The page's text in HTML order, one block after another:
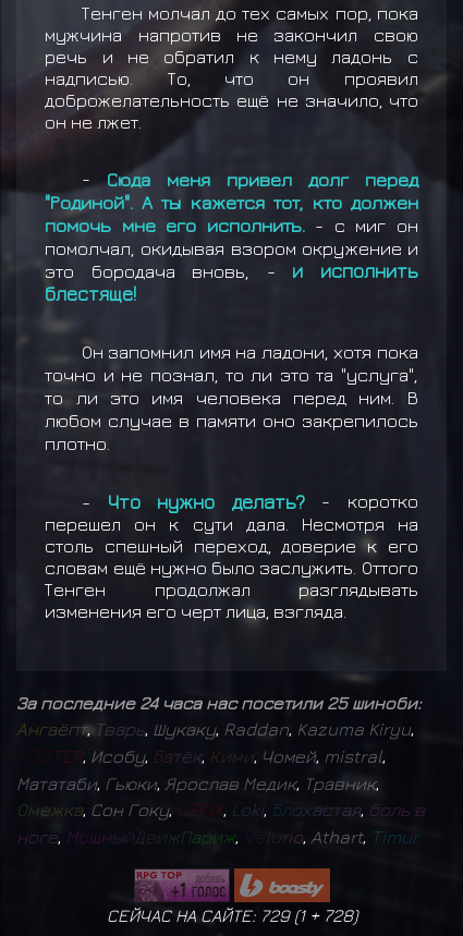
Тенген молчал до тех самых пор, пока
мужчина напротив не закончил свою
речь и не обратил к нему ладонь с
надписью. То, что он проявил
доброжелательность ещё не значило, что
он не лжет.
- Сюда меня привел долг перед
"Родиной". А ты кажется тот, кто должен
помочь мне его исполнить. - с миг он
помолчал, окидывая взором окружение и
это бородача вновь, - и исполнить
блестяще!
Он запомнил имя на ладони, хотя пока
точно и не познал, то ли это та "услуга",
то ли это имя человека перед ним. В
любом случае в памяти оно закрепилось
плотно.
- Что нужно делать? - коротко
перешел он к сути дала. Несмотря на
столь спешный переход, доверие к его
словам ещё нужно было заслужить. Оттого
Тенген продолжал разглядывать
изменения его черт лица, взгляда.
За последние 24 часа нас посетили 25 шиноби:
Ангаёпт, Тварь Шукаку, Raddan Kazuma Kiryu,
OSTER, Исобу, Батёк, Кими Чомей, mistral
Мататаби, Гьюки, Ярослав Медик, Травник,
Омежка, Сон Гоку, DEFIX, L oki, Блохастая, боль в
ноге Мощный ижПариж, lurio Athart, Timur
СЕЙЧАС НА САЙТЕ: 729 (1+ 728)